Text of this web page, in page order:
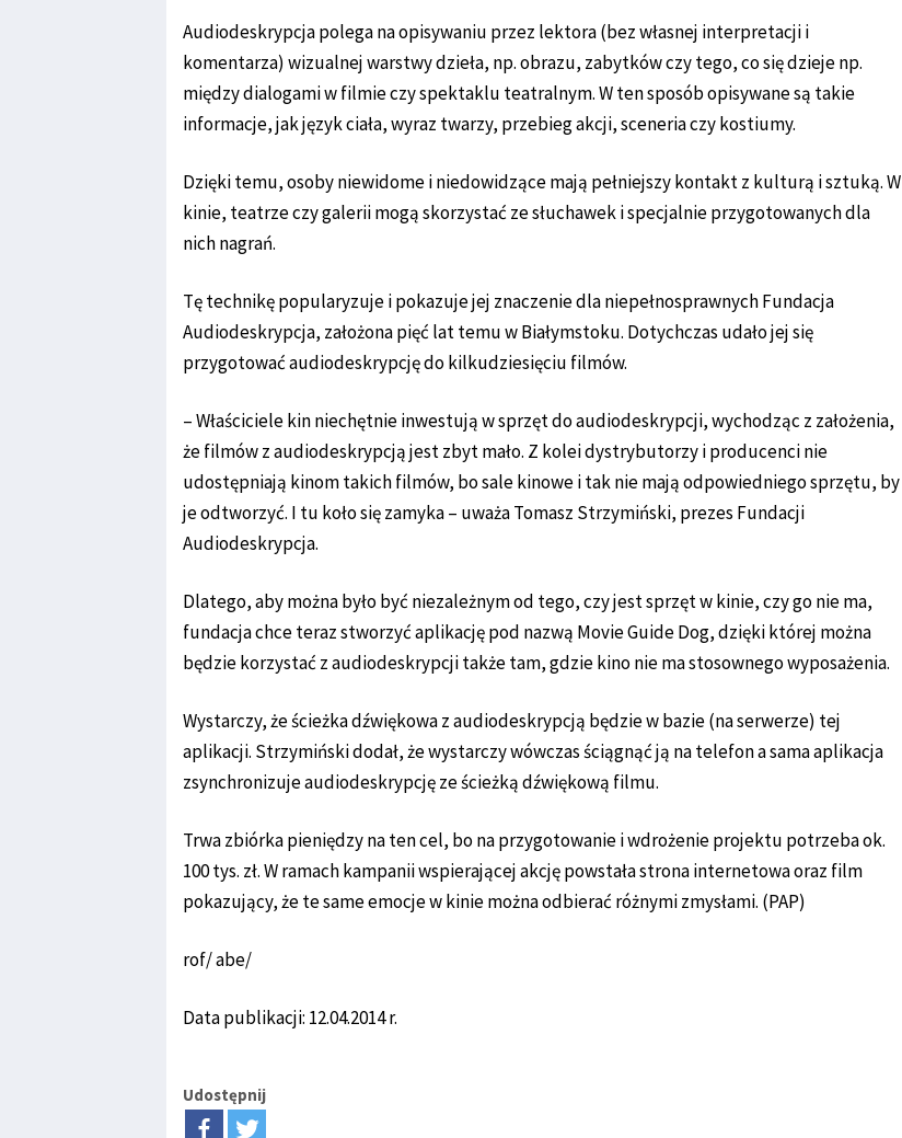
Audiodeskrypcja polega na opisywaniu przez lektora (bez własnej interpretacji i
komentarza) wizualnej warstwy dzieła, np. obrazu, zabytków czy tego, co się dzieje np.
między dialogami w filmie czy spektaklu teatralnym. W ten sposób opisywane są takie
informacje, jak język ciała, wyraz twarzy, przebieg akcji, sceneria czy kostiumy.
Dzięki temu, osoby niewidome i niedowidzące mają pełniejszy kontakt z kulturą i sztuką. W
kinie, teatrze czy galerii mogą skorzystać ze słuchawek i specjalnie przygotowanych dla
nich nagrań.
Tę technikę popularyzuje i pokazuje jej znaczenie dla niepełnosprawnych Fundacja
Audiodeskrypcja, założona pięć lat temu w Białymstoku. Dotychczas udało jej się
przygotować audiodeskrypcję do kilkudziesięciu filmów.
– Właściciele kin niechętnie inwestują w sprzęt do audiodeskrypcji, wychodząc z założenia,
że filmów z audiodeskrypcją jest zbyt mało. Z kolei dystrybutorzy i producenci nie
udostępniają kinom takich filmów, bo sale kinowe i tak nie mają odpowiedniego sprzętu, by
je odtworzyć. I tu koło się zamyka – uważa Tomasz Strzymiński, prezes Fundacji
Audiodeskrypcja.
Dlatego, aby można było być niezależnym od tego, czy jest sprzęt w kinie, czy go nie ma,
fundacja chce teraz stworzyć aplikację pod nazwą Movie Guide Dog, dzięki której można
będzie korzystać z audiodeskrypcji także tam, gdzie kino nie ma stosownego wyposażenia.
Wystarczy, że ścieżka dźwiękowa z audiodeskrypcją będzie w bazie (na serwerze) tej
aplikacji. Strzymiński dodał, że wystarczy wówczas ściągnąć ją na telefon a sama aplikacja
zsynchronizuje audiodeskrypcję ze ścieżką dźwiękową filmu.
Trwa zbiórka pieniędzy na ten cel, bo na przygotowanie i wdrożenie projektu potrzeba ok.
100 tys. zł. W ramach kampanii wspierającej akcję powstała strona internetowa oraz film
pokazujący, że te same emocje w kinie można odbierać różnymi zmysłami. (PAP)
rof/ abe/
Data publikacji: 12.04.2014 r.
Udostępnij